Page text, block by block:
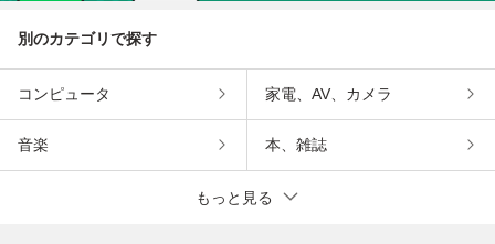
別のカテゴリで探す
コンピュータ 家電、AV、カメラ
音楽 本、雑誌
もっと見る